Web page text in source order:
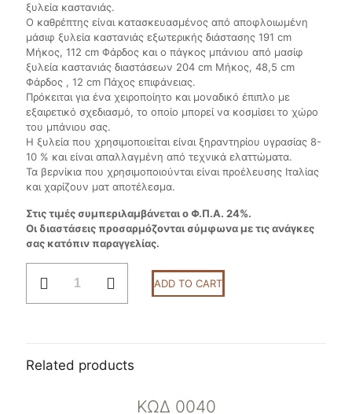
ξυλεία καστανιάς.
Ο καθρέπτης είναι κατασκευασμένος από αποφλοιωμένη
μάσιφ ξυλεία καστανιάς εξωτερικής διάστασης 191 cm
Μήκος, 112 cm Φάρδος και ο πάγκος μπάνιου από μασίφ
ξυλεία καστανιάς διαστάσεων 204 cm Μήκος, 48,5 cm
Φάρδος , 12 cm Πάχος επιφάνειας.
Πρόκειται για ένα χειροποίητο και μοναδικό έπιπλο με
εξαιρετικό σχεδιασμό, το οποίο μπορεί να κοσμίσει το χώρο
του μπάνιου σας.
Η ξυλεία που χρησιμοποιείται είναι ξηραντηρίου υγρασίας 8-
10 % και είναι απαλλαγμένη από τεχνικά ελαττώματα.
Τα βερνίκια που χρησιμοποιούνται είναι προέλευσης Ιταλίας
και χαρίζουν ματ αποτέλεσμα.
Στις τιμές συμπεριλαμβάνεται ο Φ.Π.Α. 24%.
Οι διαστάσεις προσαρμόζονται σύμφωνα με τις ανάγκες
σας κατόπιν παραγγελίας.
ADD TO CART
Related products
ΚΩΔ 0040